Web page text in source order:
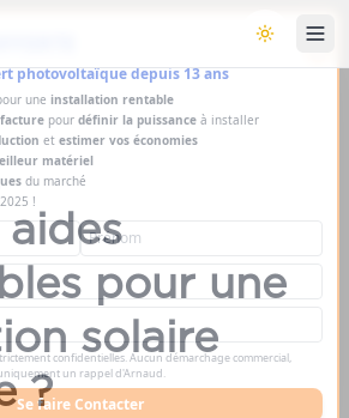
×
photovoltaïque depuis 13 ans
une installation rentable
pour définir la puissance à installer
et estimer vos économies
matériel
du marché
!
confidentielles. Aucun démarchage commercial,
un rappel d'Arnaud.
Se faire Contacter
Basculer
pour une
solaire
?